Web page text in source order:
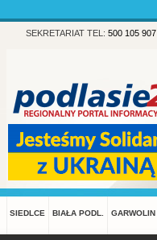
SEKRETARIAT TEL: 500 105 907
SIEDLCE BIAŁA PODL. GARWOLIN